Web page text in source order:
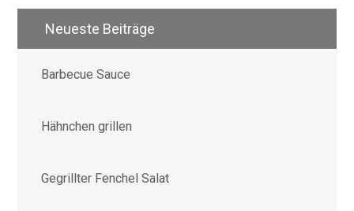
Neueste Beiträge
Barbecue Sauce
Hähnchen grillen
Gegrillter Fenchel Salat